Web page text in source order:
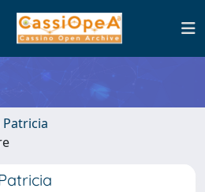
Patricia